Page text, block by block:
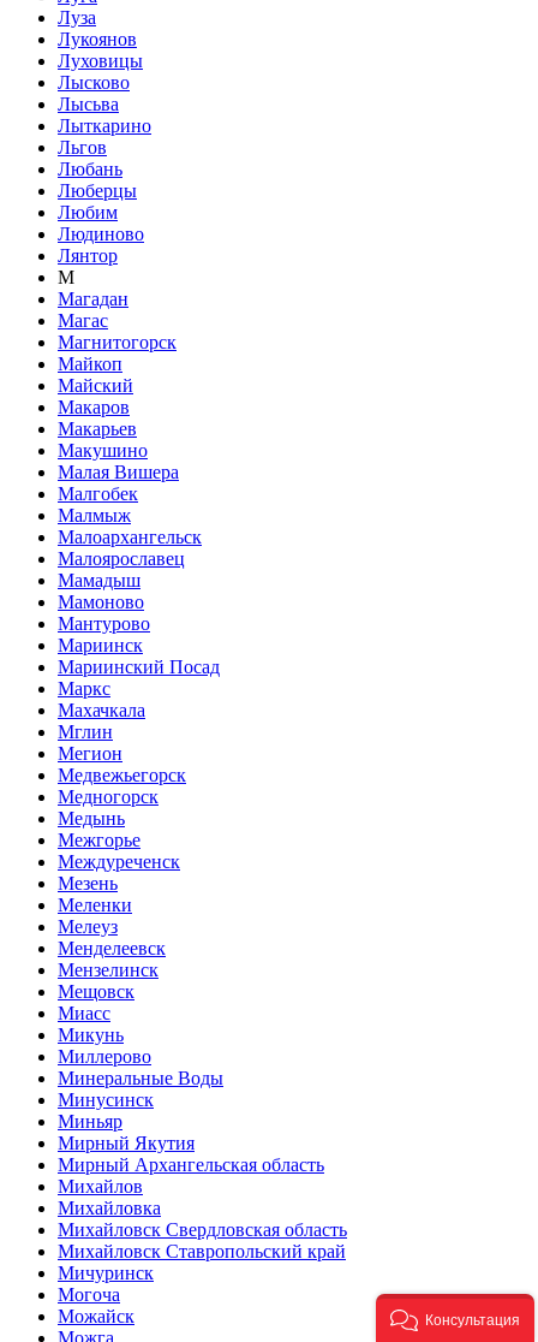
Луза
Лукоянов
Луховицы
Лысково
Лысьва
Лыткарино
Льгов
Любань
Люберцы
Любим
Людиново
Лянтор
М
Магадан
Магас
Магнитогорск
Майкоп
Майский
Макаров
Макарьев
Макушино
Малая Вишера
Малгобек
Малмыж
Малоархангельск
Малоярославец
Мамадыш
Мамоново
Мантурово
Мариинск
Мариинский Посад
Маркс
Махачкала
Мглин
Мегион
Медвежьегорск
Медногорск
Медынь
Межгорье
Междуреченск
Мезень
Меленки
Мелеуз
Менделеевск
Мензелинск
Мещовск
Миасс
Микунь
Миллерово
Минеральные Воды
Минусинск
Миньяр
Мирный Якутия
Мирный Архангельская область
Михайлов
Михайловка
Михайловск Свердловская область
Михайловск Ставропольский край
Мичуринск
Могоча
Можайск
Можга
Консультация